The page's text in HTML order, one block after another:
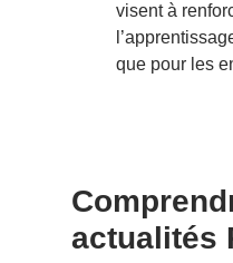
visent à
que pour les
actualités